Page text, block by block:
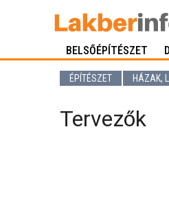
BELSŐÉPÍTÉSZET
ÉPÍTÉSZET HÁZAK,
Tervezők